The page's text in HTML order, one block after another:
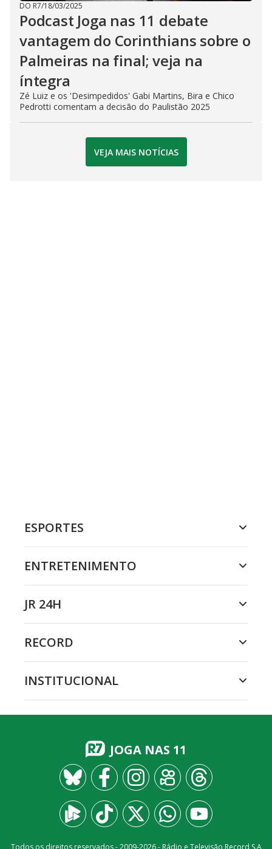
DO R7/18/03/2025
Podcast Joga nas 11 debate
vantagem do Corinthians sobre o
Palmeiras na final; veja na
íntegra
Zé Luiz e os 'Desimpedidos' Gabi Martins, Bira e Chico
Pedrotti comentam a decisão do Paulistão 2025
VEJA MAIS NOTÍCIAS
ESPORTES
ENTRETENIMENTO
JR 24H
RECORD
INSTITUCIONAL
JOGA NAS 11
Todos os direitos reservados - 2009-2026- Rádio e Televisão Record S.A